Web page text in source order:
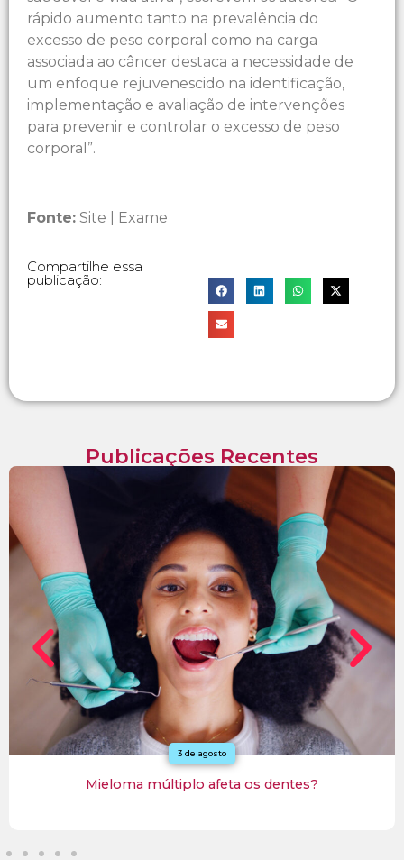
rápido aumento tanto na prevalência do
excesso de peso corporal como na carga
associada ao câncer destaca a necessidade de
um enfoque rejuvenescido na identificação,
implementação e avaliação de intervenções
para prevenir e controlar o excesso de peso
corporal”.
Fonte: Site | Exame
Compartilhe essa
publicação:
Publicações Recentes
27 de julho
Mieloma múltiplo: para entrar em remissão, precisa
fazer transplante de medula óssea?